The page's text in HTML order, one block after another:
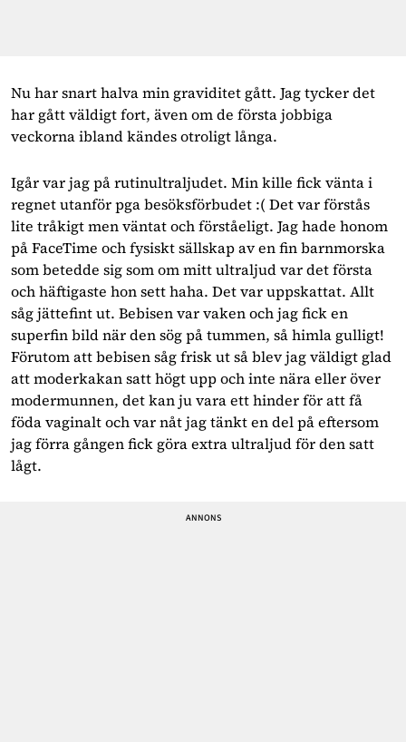
Nu har snart halva min graviditet gått. Jag tycker det
har gått väldigt fort, även om de första jobbiga
veckorna ibland kändes otroligt långa.
Igår var jag på rutinultraljudet. Min kille fick vänta i
regnet utanför pga besöksförbudet :( Det var förstås
lite tråkigt men väntat och förståeligt. Jag hade honom
på FaceTime och fysiskt sällskap av en fin barnmorska
som betedde sig som om mitt ultraljud var det första
och häftigaste hon sett haha. Det var uppskattat. Allt
såg jättefint ut. Bebisen var vaken och jag fick en
superfin bild när den sög på tummen, så himla gulligt!
Förutom att bebisen såg frisk ut så blev jag väldigt glad
att moderkakan satt högt upp och inte nära eller över
modermunnen, det kan ju vara ett hinder för att få
föda vaginalt och var nåt jag tänkt en del på eftersom
jag förra gången fick göra extra ultraljud för den satt
lågt.